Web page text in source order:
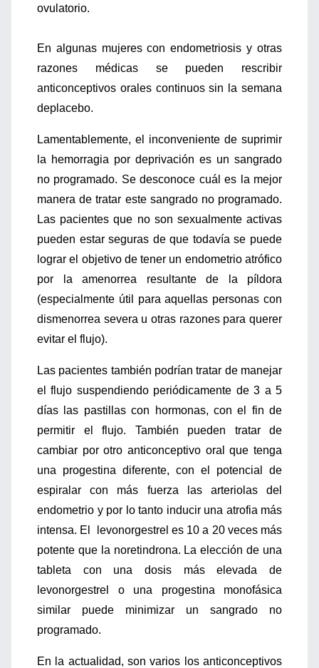
ovulatorio.
En algunas mujeres con endometriosis y otras
razones médicas se pueden rescribir
anticonceptivos orales continuos sin la semana
deplacebo.
Lamentablemente, el inconveniente de suprimir
la hemorragia por deprivación es un sangrado
no programado. Se desconoce cuál es la mejor
manera de tratar este sangrado no programado.
Las pacientes que no son sexualmente activas
pueden estar seguras de que todavía se puede
lograr el objetivo de tener un endometrio atrófico
por la amenorrea resultante de la píldora
(especialmente útil para aquellas personas con
dismenorrea severa u otras razones para querer
evitar el flujo).
Las pacientes también podrían tratar de manejar
el flujo suspendiendo periódicamente de 3 a 5
días las pastillas con hormonas, con el fin de
permitir el flujo. También pueden tratar de
cambiar por otro anticonceptivo oral que tenga
una progestina diferente, con el potencial de
espiralar con más fuerza las arteriolas del
endometrio y por lo tanto inducir una atrofia más
intensa. El levonorgestrel es 10 a 20 veces más
potente que la noretindrona. La elección de una
tableta con una dosis más elevada de
levonorgestrel o una progestina monofásica
similar puede minimizar un sangrado no
programado.
En la actualidad, son varios los anticonceptivos